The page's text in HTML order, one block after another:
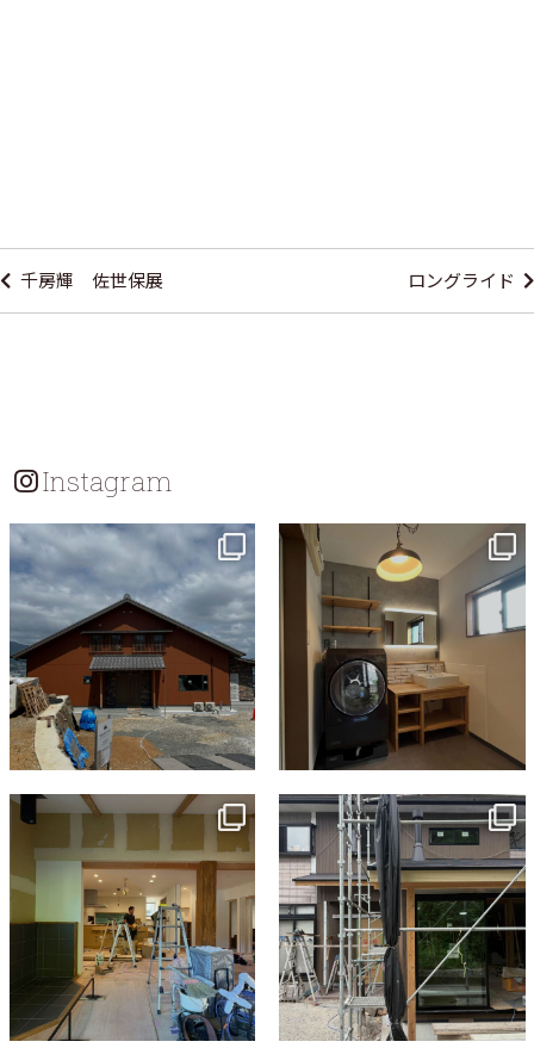
稿
ナ
ョ
ン
千房輝 佐世保展 ロングライド
Instagram
tomohouseinc
tomohouseinc
7月 13
tomohouseinc
tomohouseinc
6月 3